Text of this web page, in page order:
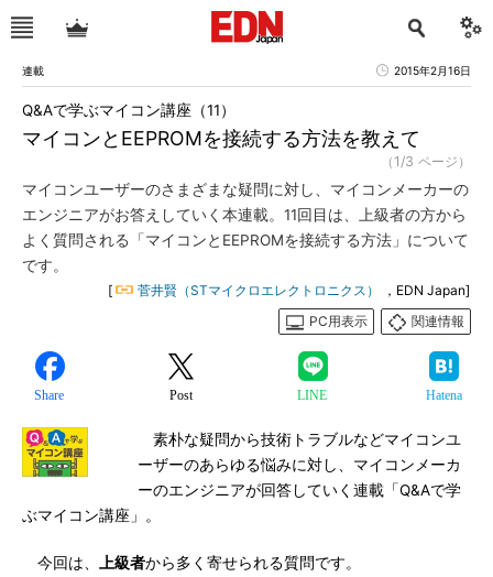
連載 2015年2月16日
マイコンとEEPROMを接続する方法を教えて
Q&Aで学ぶマイコン講座（11）
（1/3 ページ）
マイコンユーザーのさまざまな疑問に対し、マイコンメーカーの
エンジニアがお答えしていく本連載。11回目は、上級者の方から
よく質問される「マイコンとEEPROMを接続する方法」について
です。
[ 菅井賢（STマイクロエレクトロニクス）
，EDN Japan]
PC用表示
関連情報
Share Post LINE Hatena
素朴な疑問から技術トラブルなどマイコンユ
ーザーのあらゆる悩みに対し、マイコンメーカ
ーのエンジニアが回答していく連載「Q&Aで学
ぶマイコン講座」。
今回は、 上級者から多く寄せられる質問です。